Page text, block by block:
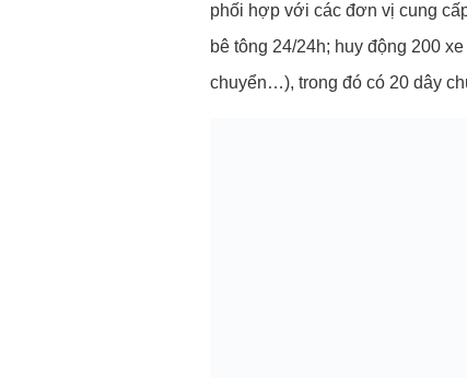
phối hợp với các đơn vị cung
bê tông 24/24h; huy động 200
chuyển…), trong đó có 20 dây